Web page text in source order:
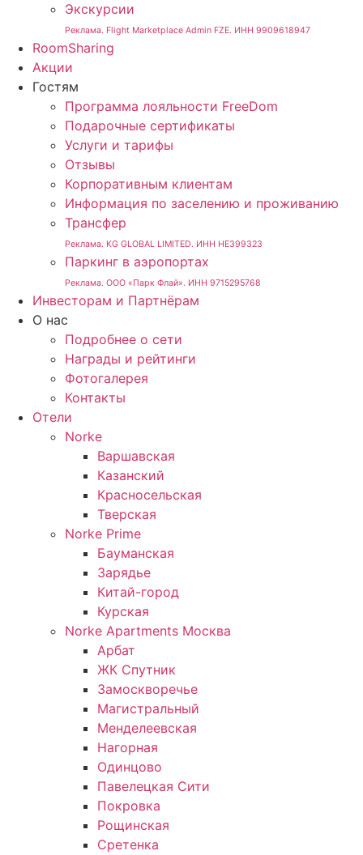
Экскурсии
Реклама. Flight Marketplace Admin FZE. ИНН 9909618947
RoomSharing
Акции
Гостям
Программа лояльности FreeDom
Подарочные сертификаты
Услуги и тарифы
Отзывы
Корпоративным клиентам
Информация по заселению и проживанию
Трансфер
Реклама. KG GLOBAL LIMITED. ИНН HE399323
Паркинг в аэропортах
Реклама. ООО «Парк Флай». ИНН 9715295768
Инвесторам и Партнёрам
О нас
Подробнее о сети
Награды и рейтинги
Фотогалерея
Контакты
Отели
Norke
Варшавская
Казанский
Красносельская
Тверская
Norke Prime
Бауманская
Зарядье
Китай-город
Курская
Norke Apartments Москва
Арбат
ЖК Спутник
Замоскворечье
Магистральный
Менделеевская
Нагорная
Одинцово
Павелецкая Сити
Покровка
Рощинская
Сретенка